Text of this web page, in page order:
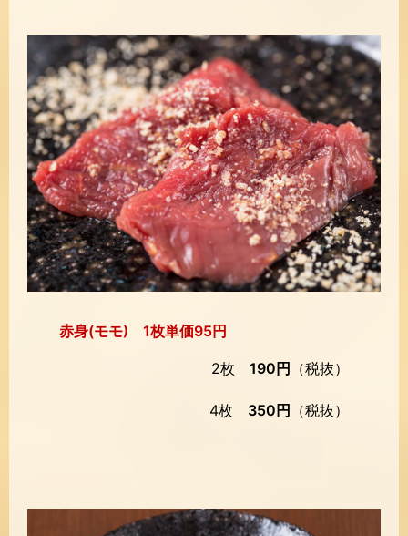
赤身(モモ) 1枚単価95円
2枚 190円 （税抜）
4枚 350円 （税抜）